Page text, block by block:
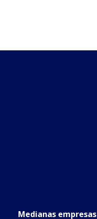
Medianas empresas